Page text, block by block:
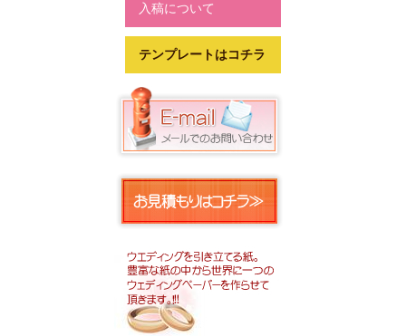
入稿について
テンプレートはコチラ